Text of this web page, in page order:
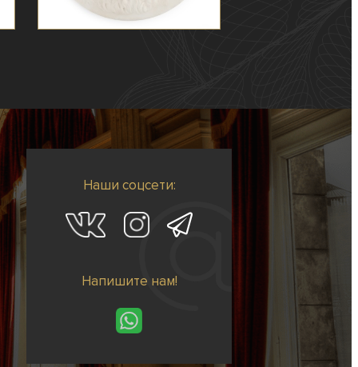
Наши соцсети:
Напишите нам!